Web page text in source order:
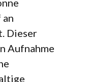
Dieser
Aufnahme